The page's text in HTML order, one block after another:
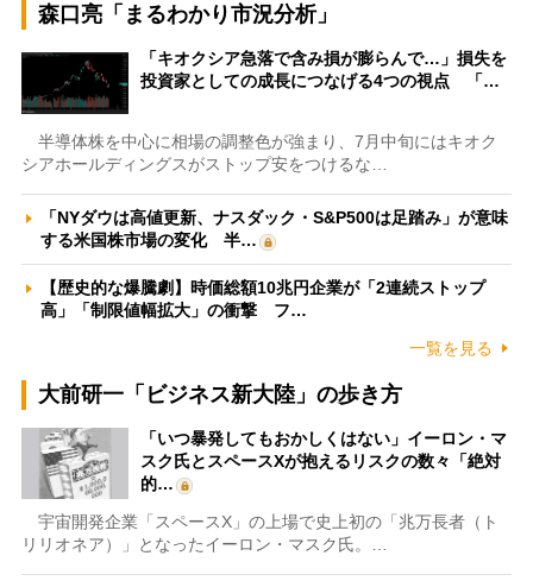
森口亮「まるわかり市況分析」
「キオクシア急落で含み損が膨らんで…」損失を
投資家としての成長につなげる4つの視点 「…
半導体株を中心に相場の調整色が強まり、7月中旬にはキオク
シアホールディングスがストップ安をつけるな…
「NYダウは高値更新、ナスダック・S&P500は足踏み」が意味
する米国株市場の変化 半…
【歴史的な爆騰劇】時価総額10兆円企業が「2連続ストップ
高」「制限値幅拡大」の衝撃 フ…
一覧を見る
大前研一「ビジネス新大陸」の歩き方
「いつ暴発してもおかしくはない」イーロン・マ
スク氏とスペースXが抱えるリスクの数々「絶対
的…
宇宙開発企業「スペースX」の上場で史上初の「兆万長者（ト
リリオネア）」となったイーロン・マスク氏。…